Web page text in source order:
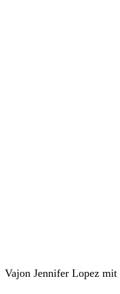
Vajon Jennifer Lopez mit